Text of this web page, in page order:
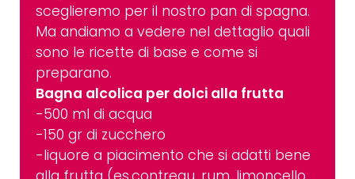
sceglieremo per il nostro pan di spagna.
Ma andiamo a vedere nel dettaglio quali
sono le ricette di base e come si
preparano.
Bagna alcolica per dolci alla frutta
-500 ml di acqua
-150 gr di zucchero
-liquore a piacimento che si adatti bene